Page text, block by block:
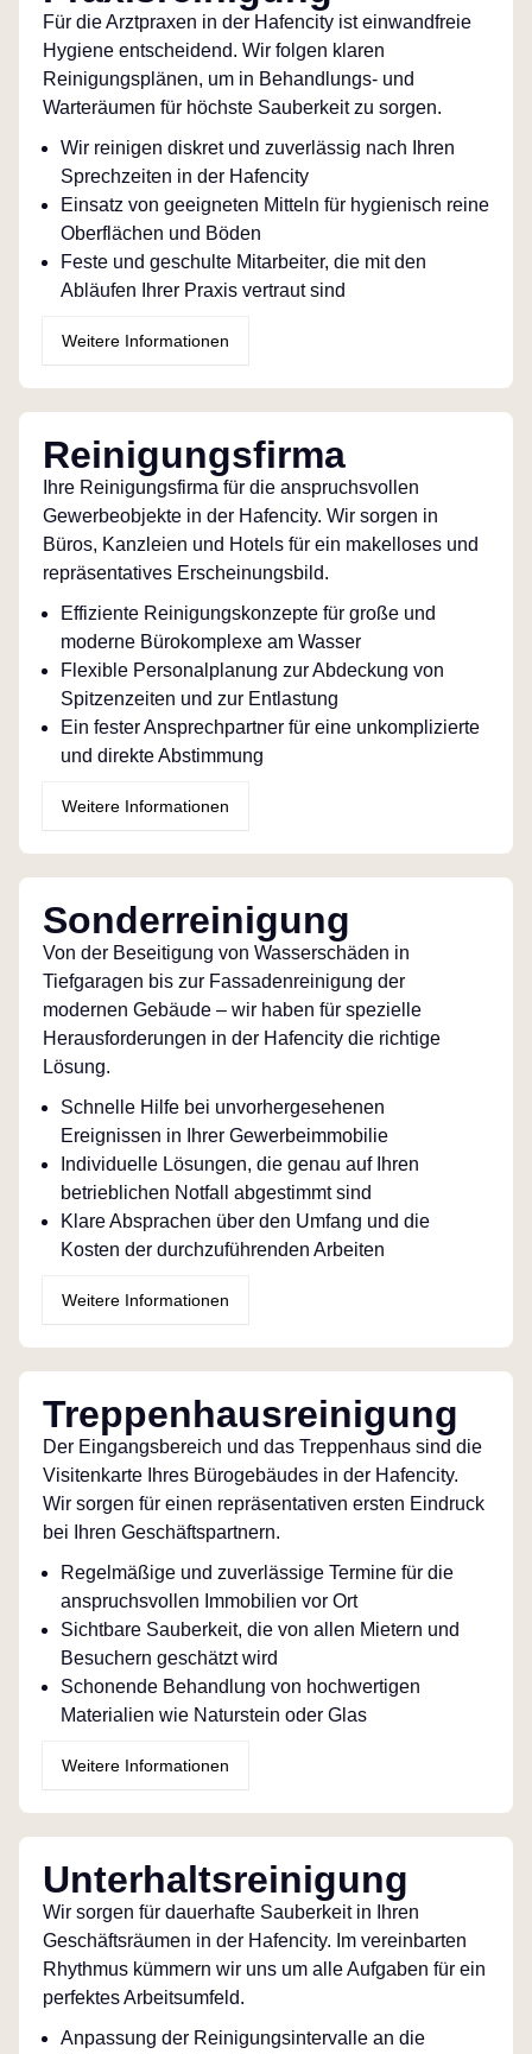
Für die Arztpraxen in der Hafencity ist einwandfreie
Hygiene entscheidend. Wir folgen klaren
Reinigungsplänen, um in Behandlungs- und
Warteräumen für höchste Sauberkeit zu sorgen.
Wir reinigen diskret und zuverlässig nach Ihren
Sprechzeiten in der Hafencity
Einsatz von geeigneten Mitteln für hygienisch reine
Oberflächen und Böden
Feste und geschulte Mitarbeiter, die mit den
Abläufen Ihrer Praxis vertraut sind
Weitere Informationen
Reinigungsfirma
Ihre Reinigungsfirma für die anspruchsvollen
Gewerbeobjekte in der Hafencity. Wir sorgen in
Büros, Kanzleien und Hotels für ein makelloses und
repräsentatives Erscheinungsbild.
Effiziente Reinigungskonzepte für große und
moderne Bürokomplexe am Wasser
Flexible Personalplanung zur Abdeckung von
Spitzenzeiten und zur Entlastung
Ein fester Ansprechpartner für eine unkomplizierte
und direkte Abstimmung
Weitere Informationen
Sonderreinigung
Von der Beseitigung von Wasserschäden in
Tiefgaragen bis zur Fassadenreinigung der
modernen Gebäude – wir haben für spezielle
Herausforderungen in der Hafencity die richtige
Lösung.
Schnelle Hilfe bei unvorhergesehenen
Ereignissen in Ihrer Gewerbeimmobilie
Individuelle Lösungen, die genau auf Ihren
betrieblichen Notfall abgestimmt sind
Klare Absprachen über den Umfang und die
Kosten der durchzuführenden Arbeiten
Weitere Informationen
Treppenhausreinigung
Der Eingangsbereich und das Treppenhaus sind die
Visitenkarte Ihres Bürogebäudes in der Hafencity.
Wir sorgen für einen repräsentativen ersten Eindruck
bei Ihren Geschäftspartnern.
Regelmäßige und zuverlässige Termine für die
anspruchsvollen Immobilien vor Ort
Sichtbare Sauberkeit, die von allen Mietern und
Besuchern geschätzt wird
Schonende Behandlung von hochwertigen
Materialien wie Naturstein oder Glas
Weitere Informationen
Unterhaltsreinigung
Wir sorgen für dauerhafte Sauberkeit in Ihren
Geschäftsräumen in der Hafencity. Im vereinbarten
Rhythmus kümmern wir uns um alle Aufgaben für ein
perfektes Arbeitsumfeld.
Anpassung der Reinigungsintervalle an die